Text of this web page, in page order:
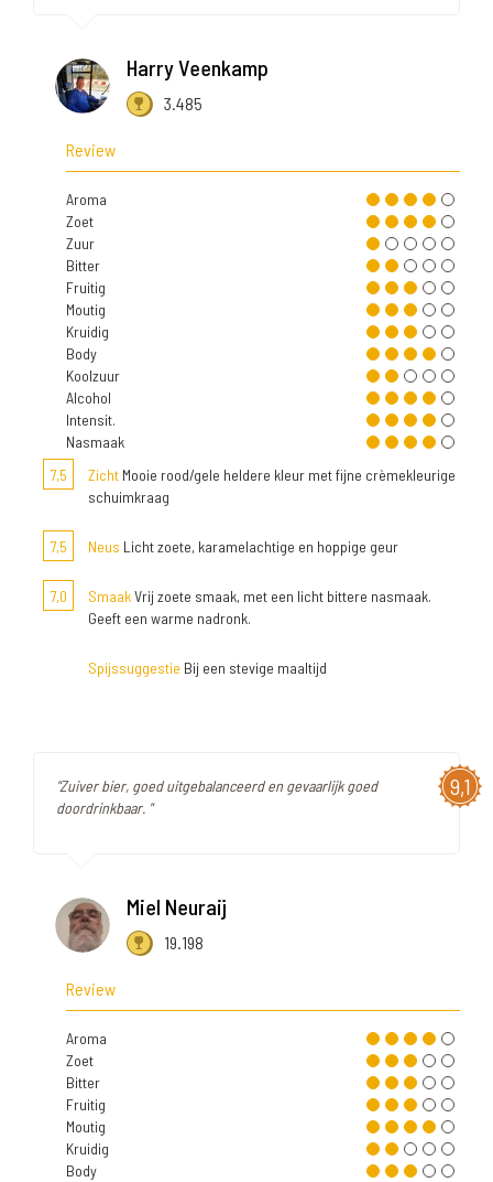
Harry Veenkamp
3.485
Review
Aroma
Zoet
Zuur
Bitter
Fruitig
Moutig
Kruidig
Body
Koolzuur
Alcohol
Intensit.
Nasmaak
7,5
Zicht Mooie rood/gele heldere kleur met fijne crèmekleurige
schuimkraag
7,5 Neus Licht zoete, karamelachtige en hoppige geur
7,0 SmaakVrij zoete smaak, met een licht bittere nasmaak.
Geeft een warme nadronk.
Spijssuggestie Bij een stevige maaltijd
9,1
"Zuiver bier, goed uitgebalanceerd en gevaarlijk goed
doordrinkbaar. "
Miel Neuraij
19.198
Review
Aroma
Zoet
Bitter
Fruitig
Moutig
Kruidig
Body